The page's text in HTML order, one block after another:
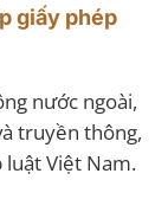
giấy phép
nước ngoài,
truyền thông,
Việt Nam.